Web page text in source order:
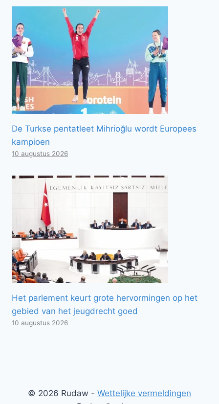
De Turkse pentatleet Mihrioğlu wordt Europees
kampioen
10 augustus 2026
Het parlement keurt grote hervormingen op het
gebied van het jeugdrecht goed
10 augustus 2026
© 2026 Rudaw - Wettelijke vermeldingen